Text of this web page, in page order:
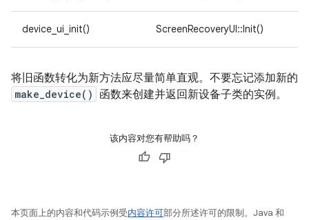
device_ui_init() ScreenRecoveryUI::Init()
将旧函数转化为新方法应尽量简单直观。不要忘记添加新的
make_device() 函数来创建并返回新设备子类的实例。
该内容对您有帮助吗？
本页面上的内容和代码示例受内容许可部分所述许可的限制。Java 和